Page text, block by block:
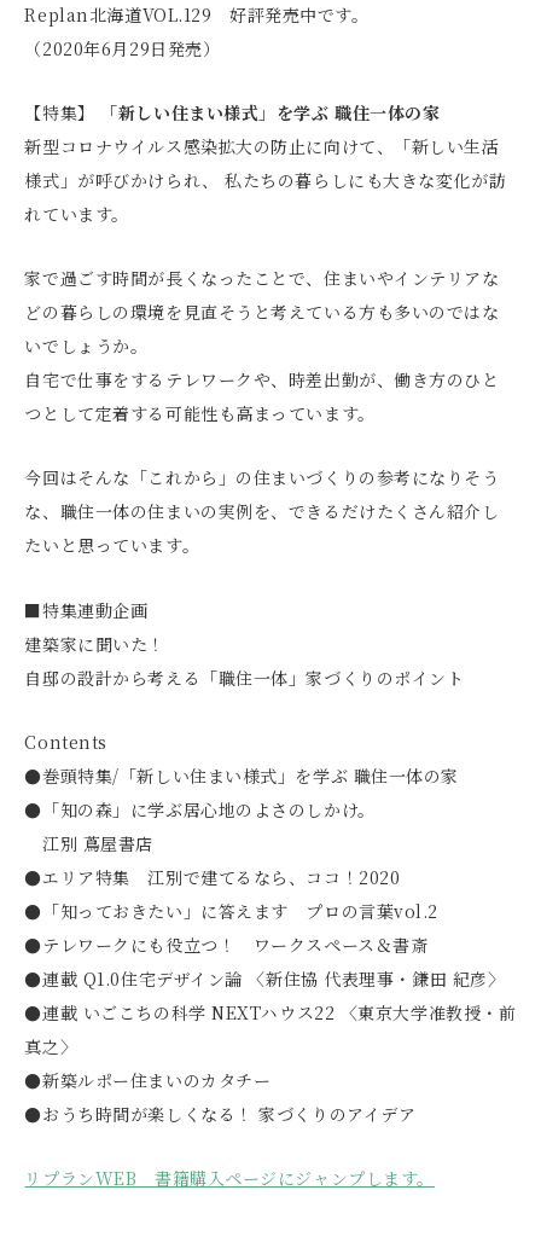
Replan北海道VOL.129 好評発売中です。
（2020年6月29日発売）
【特集】
「新しい住まい様式」を学ぶ 職住一体の家
新型コロナウイルス感染拡大の防止に向けて、「新しい生活
様式」が呼びかけられ、 私たちの暮らしにも大きな変化が訪
れています。
家で過ごす時間が長くなったことで、住まいやインテリアな
どの暮らしの環境を見直そうと考えている方も多いのではな
いでしょうか。
自宅で仕事をするテレワークや、時差出勤が、働き方のひと
つとして定着する可能性も高まっています。
今回はそんな「これから」の住まいづくりの参考になりそう
な、職住一体の住まいの実例を、できるだけたくさん紹介し
たいと思っています。
■特集連動企画
建築家に聞いた！
自邸の設計から考える「職住一体」家づくりのポイント
Contents
●巻頭特集/「新しい住まい様式」を学ぶ 職住一体の家
●「知の森」に学ぶ居心地のよさのしかけ。
江別 蔦屋書店
●エリア特集 江別で建てるなら、ココ！2020
●「知っておきたい」に答えます プロの言葉vol.2
●テレワークにも役立つ！ ワークスペース＆書斎
●連載 Q1.0住宅デザイン論 〈新住協 代表理事・鎌田 紀彦〉
●連載 いごこちの科学 NEXTハウス22 〈東京大学准教授・前
真之〉
●新築ルポー住まいのカタチー
●おうち時間が楽しくなる！ 家づくりのアイデア
リプランWEB 書籍購入ページにジャンプします。